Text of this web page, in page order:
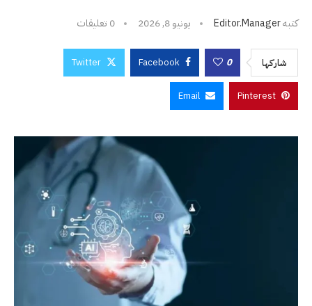
كتبهEditor.manager يونيو 8, 2026 0 تعليقات
شاركها 0
Facebook
Twitter
Pinterest
Email